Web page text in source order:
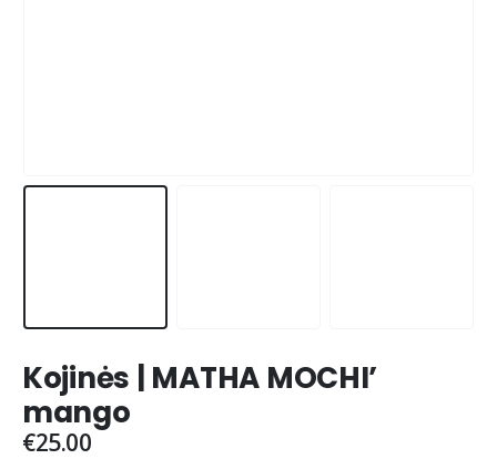
Kojinės | MATHA MOCHI’
mango
€25.00